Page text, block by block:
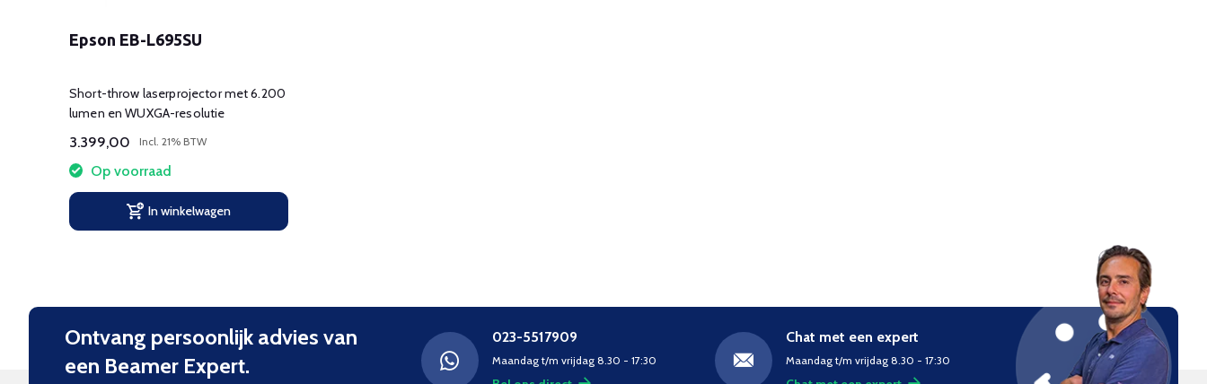
Epson EB-L695SU
Short-throw laserprojector met 6.200
lumen en WUXGA-resolutie
3.399,00 Incl. 21% BTW
Op voorraad
In winkelwagen
Ontvang persoonlijk advies van
een Beamer Expert.
023-5517909
Maandag t/m vrijdag 8.30 - 17:30
Chat met een expert
Maandag t/m vrijdag 8.30 - 17:30